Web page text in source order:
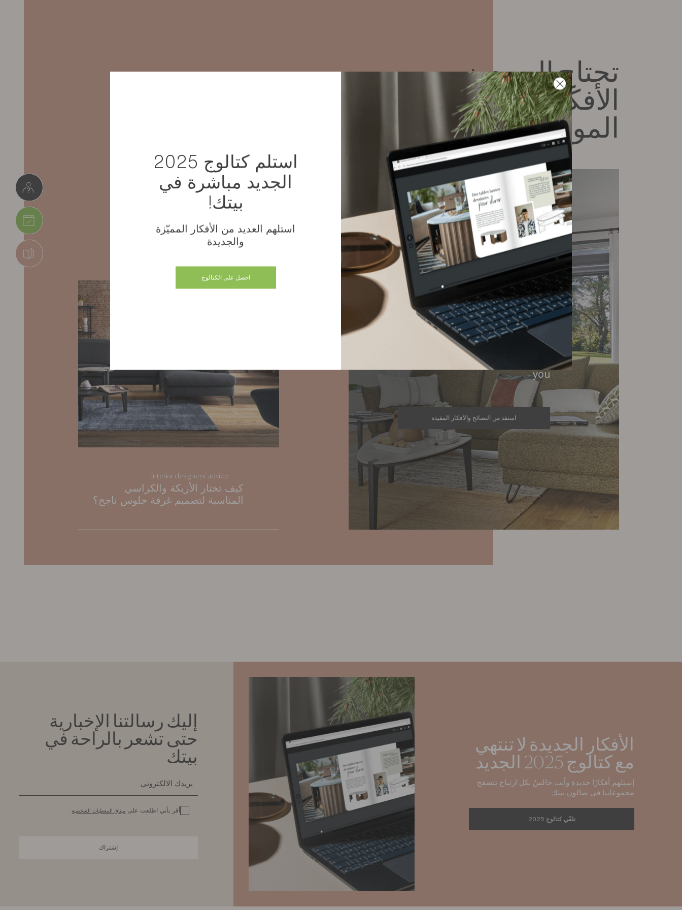
تحتاج إلى بعض من
الأفكار للعثور على
الموديل المناسب؟
Let's imagine together
the sofa of your
dreams
Our in-store advisors will help
you create the salon that suits
you
استفد من النصائح والأفكار المفيدة
Interior designers' advice
كيف تختار الأريكة والكراسي
المناسبة لتصميم غرفة جلوس ناجح؟
استلم كتالوج 2025
الجديد مباشرة في
بيتك!
استلهم العديد من الأفكار المميّزة
والجديدة
احصل على الكتالوج
الأفكار الجديدة لا تنتهي
مع كتالوج 2025 الجديد
إستلهم أفكارًا جديدة وأنت جالسٌ بكل ارتياح تتصفح
مجموعاتنا في صالون بيتك.
تلقّي كتالوج 2025
إليك رسالتنا الإخبارية
حتى تشعر بالراحة في
بيتك
أقر بأني اطلعت على ميثاق المعطيات الشخصية
إشتراك